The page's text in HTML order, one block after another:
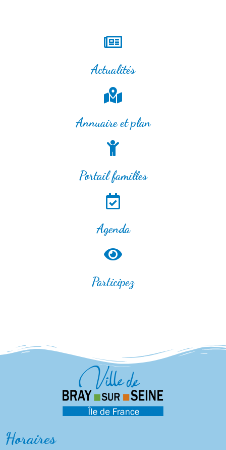
Actualités
Annuaire et plan
Portail familles
Agenda
Participez
Horaires